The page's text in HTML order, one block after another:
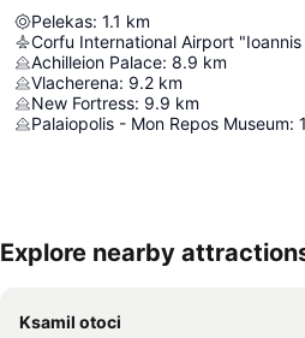
Pelekas: 1.1 km
Achilleion Palace: 8.9 km
Vlacherena: 9.2 km
New Fortress: 9.9 km
Palaiopolis - Mon Repos Museum:
Explore nearby
Ksamil otoci